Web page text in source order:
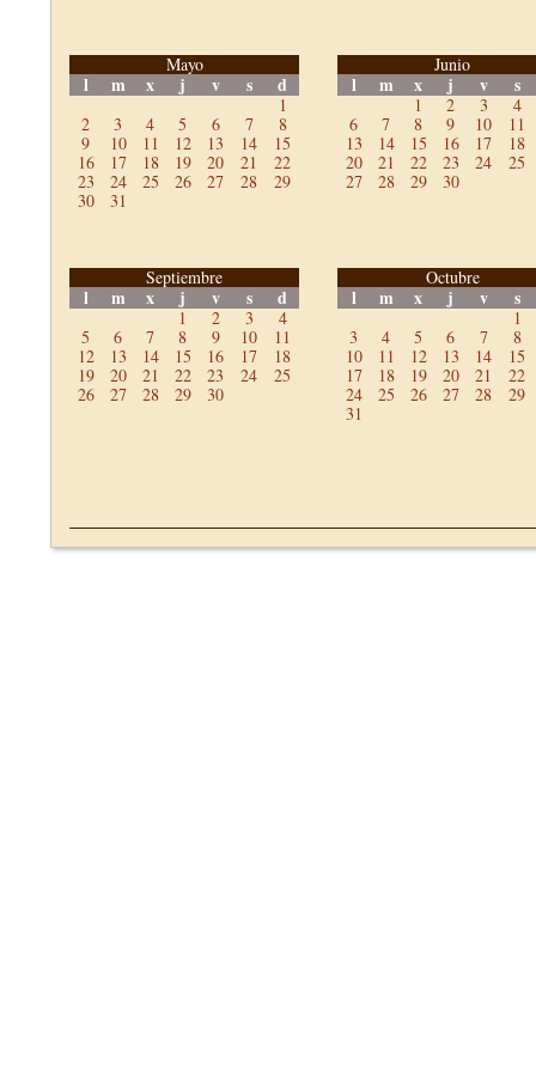
Mayo
l m x j v s d
1
2
3 4 5 6 7
8
9
10 11 12 13 14
15
16
17 18 19 20 21
22
23
24 25 26 27 28
29
30
31
Junio
l m x j v s
1 2 3
4
6
7 8 9 10
11
13
14 15 16 17
18
20
21 22 23 24
25
27
28 29 30
Septiembre
l m x j v s d
1 2 3
4
5
6 7 8 9 10
11
12
13 14 15 16 17
18
19
20 21 22 23 24
25
26
27 28 29 30
Octubre
l m x j v s
1
3
4 5 6 7
8
10
11 12 13 14
15
17
18 19 20 21
22
24
25 26 27 28
29
31